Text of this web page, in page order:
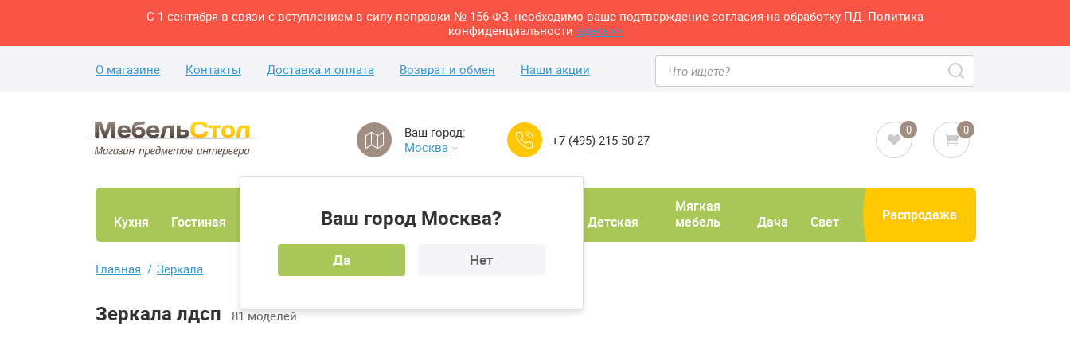
С 1 сентября в связи с вступлением в силу поправки № 156-ФЗ, необходимо ваше подтверждение согласия на обработку ПД. Политика
конфиденциальности здесь>>
О магазине Контакты Доставка и оплата Возврат и обмен Наши акции
Ваш город:
Москва
Ваш город Москва?
Да Нет
+7 (495) 215-50-27
0 0
Кухня Гостиная Спальня
кабинет
Детская
Мягкая
мебель
Дача Свет Распродажа
Главная Зеркала
Зеркала лдсп 81 моделей